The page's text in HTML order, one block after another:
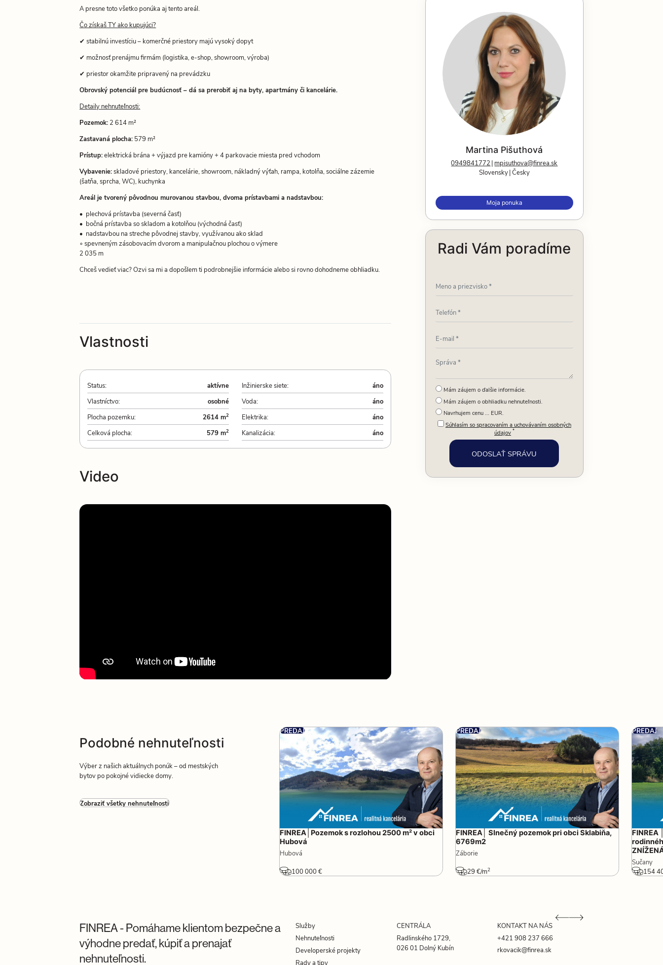
A presne toto všetko ponúka aj tento areál.
Čo získaš TY ako kupujúci?
✔ stabilnú investíciu – komerčné priestory majú vysoký dopyt
✔ možnosť prenájmu firmám (logistika, e-shop, showroom, výroba)
✔ priestor okamžite pripravený na prevádzku
Obrovský potenciál pre budúcnosť – dá sa prerobiť aj na byty, apartmány či kancelárie.
Detaily nehnuteľnosti:
Pozemok: 2 614 m²
Zastavaná plocha: 579 m²
Prístup:elektrická brána + výjazd pre kamióny + 4 parkovacie miesta pred vchodom
Vybavenie:skladové priestory, kancelárie, showroom, nákladný výťah, rampa, kotolňa, sociálne zázemie
(šatňa, sprcha, WC), kuchynka
Areál je tvorený pôvodnou murovanou stavbou, dvoma prístavbami a nadstavbou:
•⁠ ⁠plechová prístavba (severná časť)
•⁠ ⁠bočná prístavba so skladom a kotolňou (východná časť)
•⁠ ⁠nadstavbou na streche pôvodnej stavby, využívanou ako sklad
◦ spevneným zásobovacím dvorom a manipulačnou plochou o výmere
2 035 m
Chceš vedieť viac? Ozvi sa mi a dopošlem ti podrobnejšie informácie alebo si rovno dohodneme obhliadku.
Vlastnosti
Status:
aktívne
Vlastníctvo:
osobné
Plocha pozemku:
2614 m2
Celková plocha: 579 m2
Inžinierske siete:
áno
Voda:
áno
Elektrika:
áno
Kanalizácia:
áno
Video
Martina Pišuthová
0949841772 mpisuthova@finrea.sk
Slovensky Česky
Moja ponuka
Radi Vám poradíme
Mám záujem o ďalšie informácie.
Mám záujem o obhliadku nehnuteľnosti.
Navrhujem cenu ... EUR.
Súhlasím so spracovaním a uchovávaním osobných
údajov *
Podobné nehnuteľnosti
Výber z našich aktuálnych ponúk – od mestských
bytov po pokojné vidiecke domy.
Zobraziť všetky nehnuteľnosti
PREDAJ
FINREA│Pozemok s rozlohou 2500 m² v obci
Hubová
Hubová
100 000 €
PREDAJ
FINREA│ Slnečný pozemok pri obci Sklabiňa,
6769m2
Záborie
29 €/m2
PREDAJ
FINREA
Sučany
154
FINREA - Pomáhame klientom bezpečne a
výhodne predať, kúpiť a prenajať
nehnuteľnosti.
Služby
Nehnuteľnosti
Developerské projekty
Rady a tipy
CENTRÁLA
Radlinského 1729,
026 01 Dolný Kubín
KONTAKT NA NÁS
+421 908 237 666
rkovacik@finrea.sk